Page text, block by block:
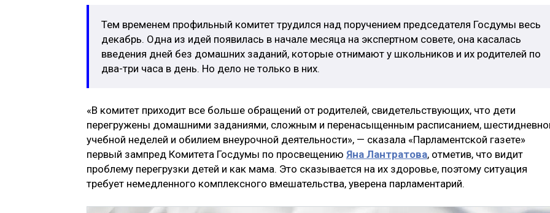
Тем временем профильный комитет трудился над поручением председателя Госдумы весь
декабрь. Одна из идей появилась в начале месяца на экспертном совете, она касалась
введения дней без домашних заданий, которые отнимают у школьников и их родителей по
два-три часа в день. Но дело не только в них.
«В комитет приходит все больше обращений от родителей, свидетельствующих, что дети
перегружены домашними заданиями, сложным и перенасыщенным расписанием,
учебной неделей и обилием внеурочной деятельности», — сказала «Парламентской газете»
первый зампред Комитета Госдумы по просвещению Яна Лантратова, отметив, что видит
проблему перегрузки детей и как мама. Это сказывается на их здоровье, поэтому ситуация
требует немедленного комплексного вмешательства, уверена парламентарий.